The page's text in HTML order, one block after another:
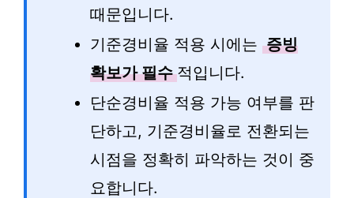
때문입니다.
기준경비율 적용 시에는 증빙
확보가 필수 적입니다.
단순경비율 적용 가능 여부를 판
단하고, 기준경비율로 전환되는
시점을 정확히 파악하는 것이 중
요합니다.